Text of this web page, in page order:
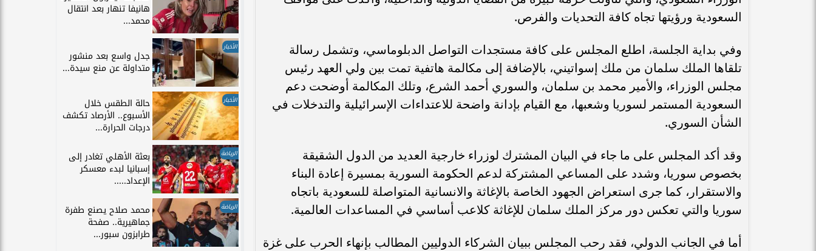
السعودية ورؤيتها تجاه كافة التحديات والفرص.
وفي بداية الجلسة، اطلع المجلس على كافة مستجدات التواصل الدبلوماسي، وتشمل رسالة
تلقاها الملك سلمان من ملك إسواتيني، بالإضافة إلى مكالمة هاتفية تمت بين ولي العهد رئيس
مجلس الوزراء، والأمير محمد بن سلمان، والسوري أحمد الشرع، وتلك المكالمة أوضحت دعم
السعودية المستمر لسوريا وشعبها، مع القيام بإدانة واضحة للاعتداءات الإسرائيلية والتدخلات في
الشأن السوري.
وقد أكد المجلس على ما جاء في البيان المشترك لوزراء خارجية العديد من الدول الشقيقة
بخصوص سوريا، وشدد على المساعي المشتركة لدعم الحكومة السورية بمسيرة إعادة البناء
والاستقرار، كما جرى استعراض الجهود الخاصة بالإغاثة والانسانية المتواصلة للسعودية باتجاه
سوريا والتي تعكس دور مركز الملك سلمان للإغاثة كلاعب أساسي في المساعدات العالمية.
أما في الجانب الدولي، فقد رحب المجلس ببيان الشركاء الدوليين المطالب بإنهاء الحرب على غزة
هانيفا تنهار بعد انتقال
محمد...
الأخبار
جدل واسع بعد منشور
متداولة عن منع سيدة...
الأخبار حالة الطقس خلال
الأسبوع.. الأرصاد تكشف
درجات الحرارة...
الرياضة بعثة الأهلي تغادر إلى
إسبانيا لبدء معسكر
الإعداد.....
الرياضة محمد صلاح يصنع طفرة
جماهيرية.. صفحة
طرابزون سبور...